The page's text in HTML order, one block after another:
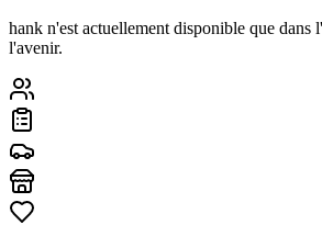
hank n'est actuellement disponible que dans
l'avenir.